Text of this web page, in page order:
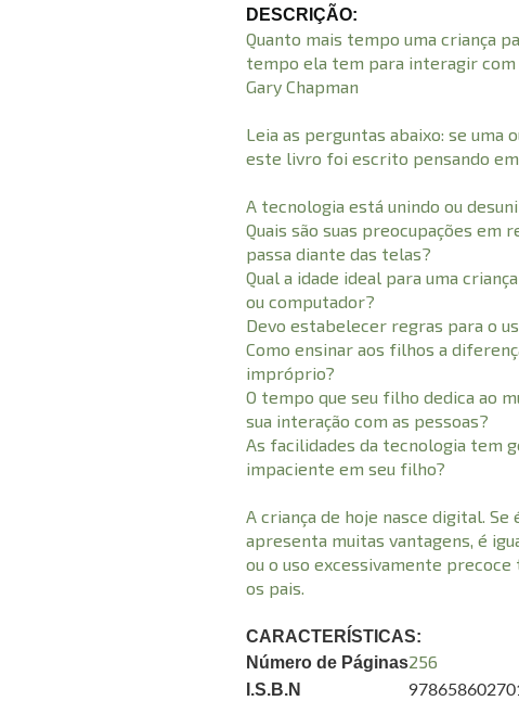
DESCRIÇÃO:
Quanto mais tempo uma criança
tempo ela tem para interagir com
Gary Chapman
Leia as perguntas abaixo: se uma
este livro foi escrito pensando em
A tecnologia está unindo ou
Quais são suas preocupações em
passa diante das telas?
Qual a idade ideal para uma
ou computador?
Devo estabelecer regras para o
Como ensinar aos filhos a
impróprio?
O tempo que seu filho dedica ao
sua interação com as pessoas?
As facilidades da tecnologia tem
impaciente em seu filho?
A criança de hoje nasce digital.
apresenta muitas vantagens, é
ou o uso excessivamente
os pais.
CARACTERÍSTICAS:
Número de Páginas256
I.S.B.N